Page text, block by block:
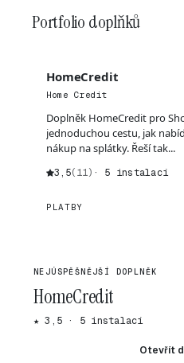
Portfolio doplňků
HomeCredit
Home Credit
Doplněk HomeCredit pro
jednoduchou cestu, jak
nákup na splátky. Řeší tak...
3,5(11) · 5 instalací
PLATBY
NEJÚSPĚŠNĚJŠÍ DOPLNĚK
HomeCredit
★ 3,5 · 5 instalací
Otevřít